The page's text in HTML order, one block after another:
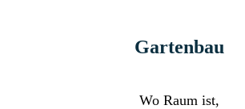
Gartenbau
Wo Raum ist,